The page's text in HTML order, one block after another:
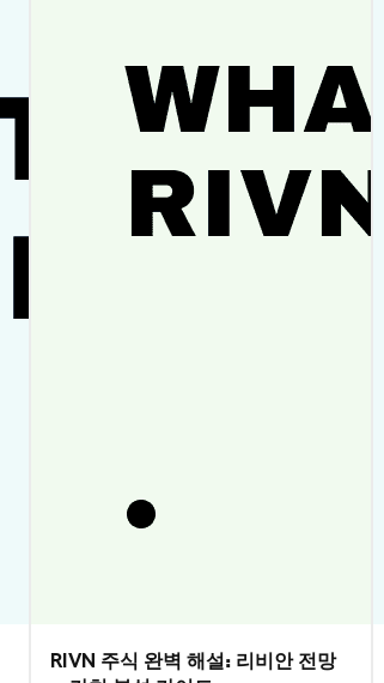
RIVN 주식 완벽 해설: 리비안 전망